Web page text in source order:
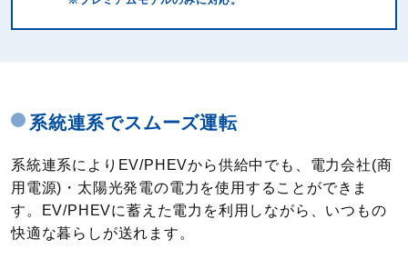
系統連系でスムーズ運転
系統連系によりEV/PHEVから供給中でも、電力会社(商
用電源)・太陽光発電の電力を使用することができま
す。EV/PHEVに蓄えた電力を利用しながら、いつもの
快適な暮らしが送れます。